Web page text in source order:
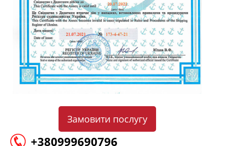
Замовити послугу
+380999690796